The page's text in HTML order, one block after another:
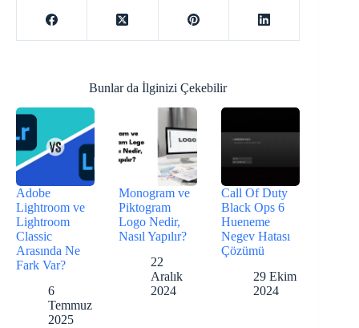
Bunlar da İlginizi Çekebilir
Adobe
Lightroom ve
Lightroom
Classic
Arasında Ne
Fark Var?
6
Temmuz
2025
Monogram ve
Piktogram
Logo Nedir,
Nasıl Yapılır?
22
Aralık
2024
Call Of Duty
Black Ops 6
Hueneme
Negev Hatası
Çözümü
29 Ekim
2024